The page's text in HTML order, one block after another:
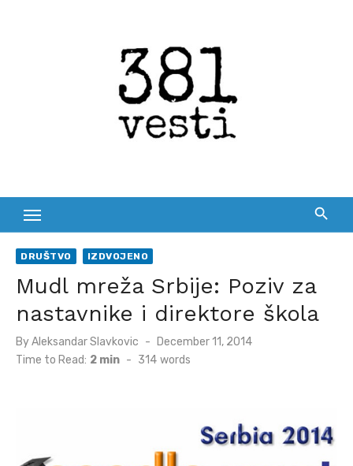
DRUŠTVO IZDVOJENO
Mudl mreža Srbije: Poziv za
nastavnike i direktore škola
ByAleksandar Slavkovic
Posted
on
December 11, 2014
Time to Read: 2 min - 314 words